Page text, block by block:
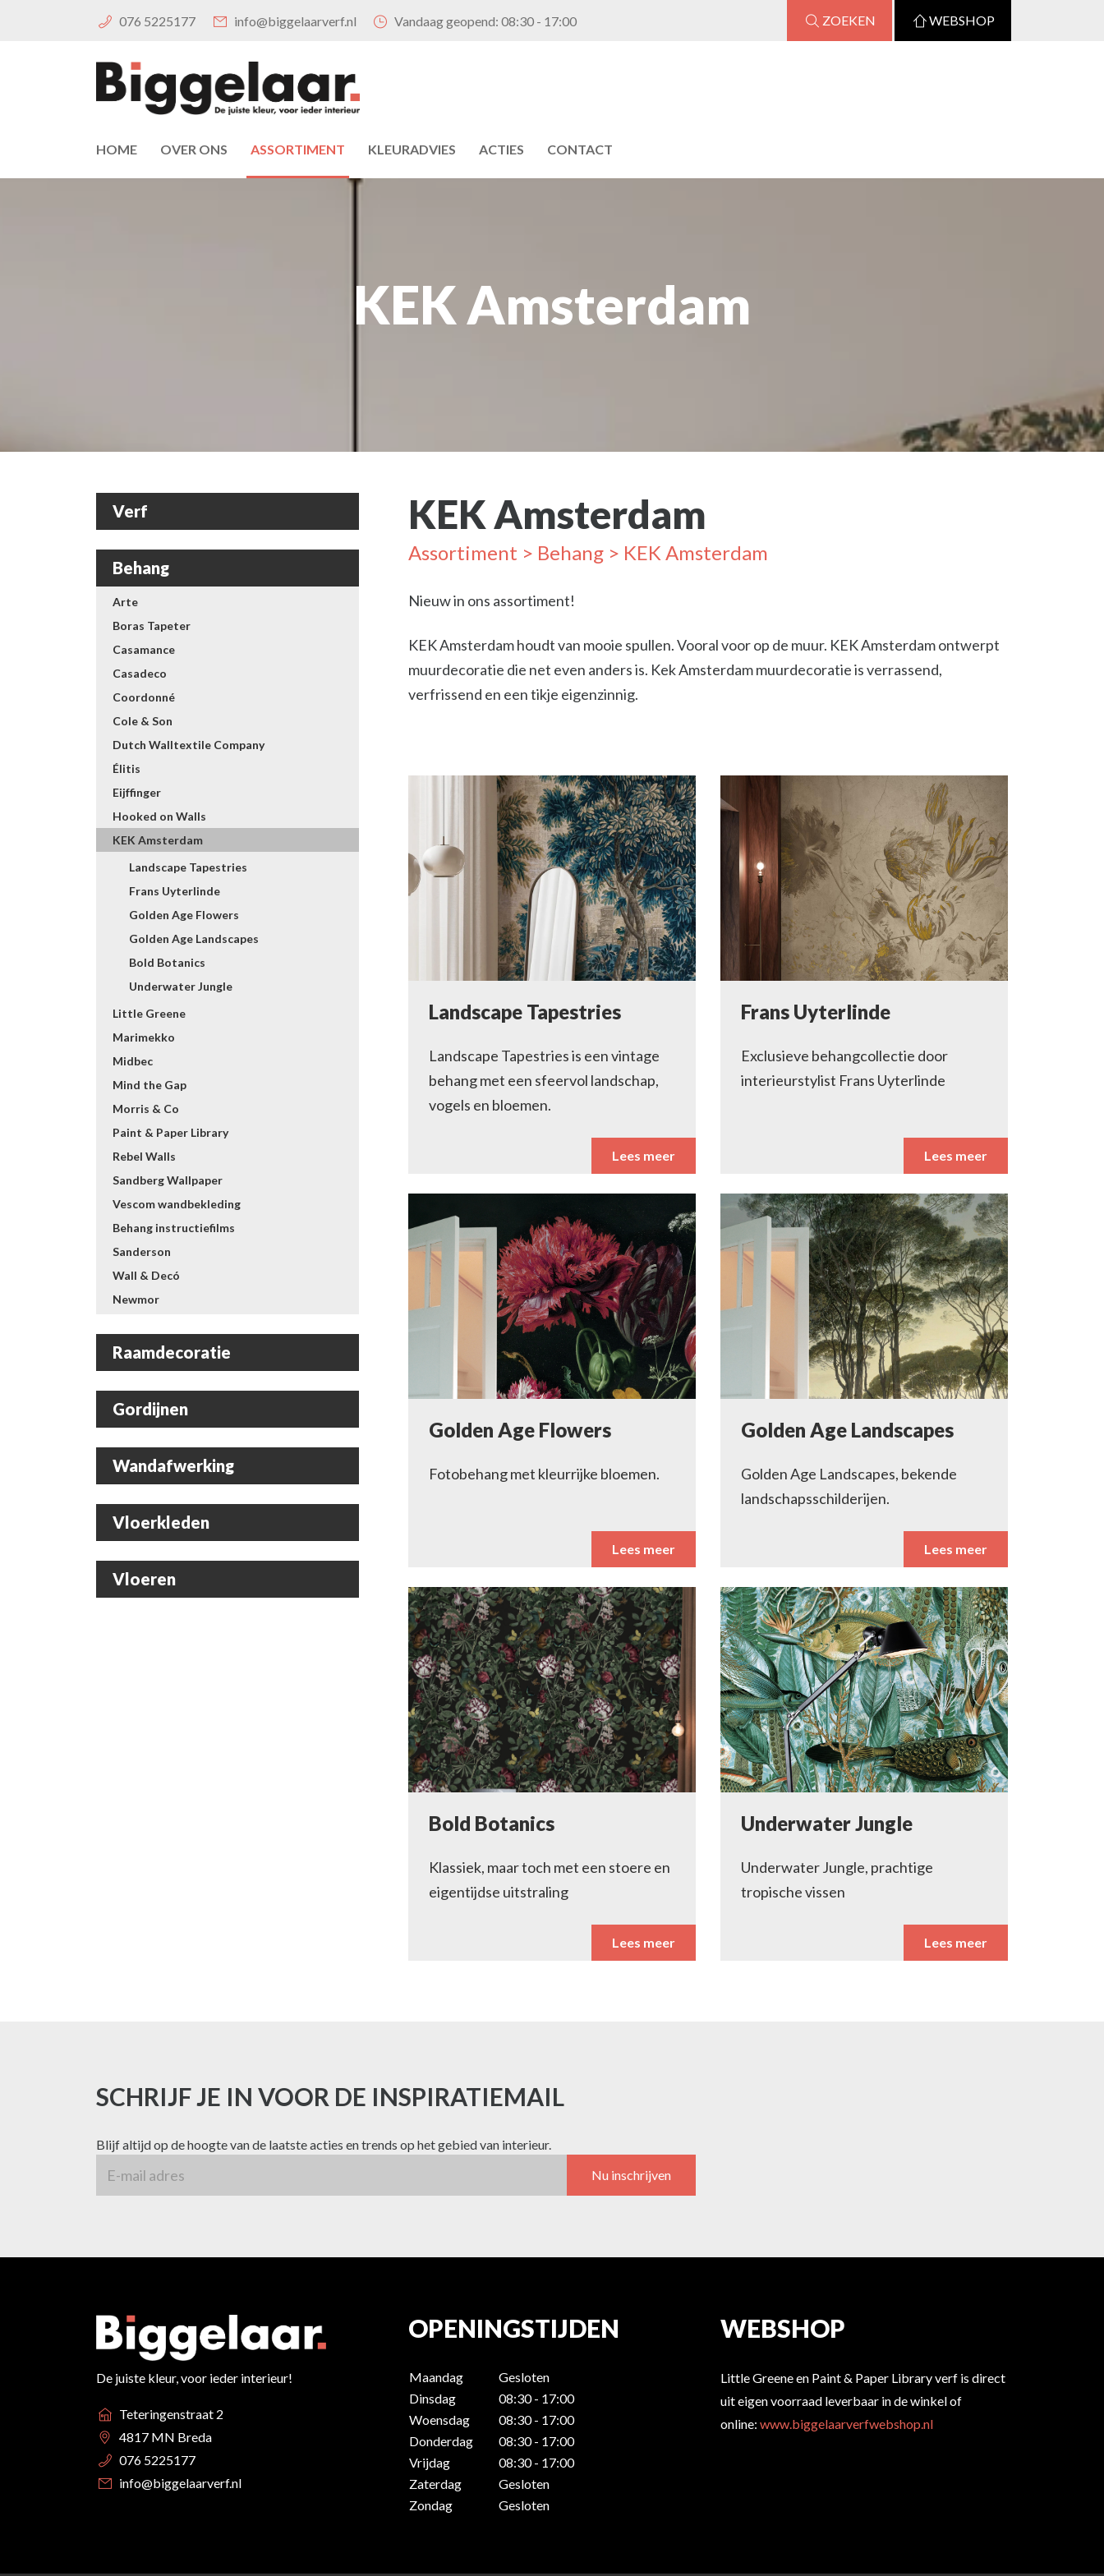
076 5225177 info@biggelaarverf.nl Vandaag geopend:08:30 - 17:00 ZOEKEN WEBSHOP
HOME OVER ONS ASSORTIMENT KLEURADVIES ACTIES CONTACT
KEK Amsterdam
Verf
Behang
Arte
Boras Tapeter
Casamance
Casadeco
Coordonné
Cole & Son
Dutch Walltextile Company
Élitis
Eijffinger
Hooked on Walls
KEK Amsterdam
Landscape Tapestries
Frans Uyterlinde
Golden Age Flowers
Golden Age Landscapes
Bold Botanics
Underwater Jungle
Little Greene
Marimekko
Midbec
Mind the Gap
Morris & Co
Paint & Paper Library
Rebel Walls
Sandberg Wallpaper
Vescom wandbekleding
Behang instructiefilms
Sanderson
Wall & Decó
Newmor
Raamdecoratie
Gordijnen
Wandafwerking
Vloerkleden
Vloeren
KEK Amsterdam
Assortiment > Behang > KEK Amsterdam
Nieuw in ons assortiment!
KEK Amsterdam houdt van mooie spullen. Vooral voor op de muur. KEK Amsterdam ontwerpt
muurdecoratie die net even anders is. Kek Amsterdam muurdecoratie is verrassend,
verfrissend en een tikje eigenzinnig.
Landscape Tapestries
Landscape Tapestries is een vintage
behang met een sfeervol landschap,
vogels en bloemen.
Lees meer
Frans Uyterlinde
Exclusieve behangcollectie door
interieurstylist Frans Uyterlinde
Lees meer
Golden Age Flowers
Fotobehang met kleurrijke bloemen.
Lees meer
Golden Age Landscapes
Golden Age Landscapes, bekende
landschapsschilderijen.
Lees meer
Bold Botanics
Klassiek, maar toch met een stoere en
eigentijdse uitstraling
Lees meer
Underwater Jungle
Underwater Jungle, prachtige
tropische vissen
Lees meer
SCHRIJF JE IN VOOR DE INSPIRATIEMAIL
Blijf altijd op de hoogte van de laatste acties en trends op het gebied van interieur.
Nu inschrijven
De juiste kleur, voor ieder interieur!
Teteringenstraat 2
4817 MN Breda
076 5225177
info@biggelaarverf.nl
OPENINGSTIJDEN
Maandag
Gesloten
Dinsdag
08:30 - 17:00
Woensdag
08:30 - 17:00
Donderdag
08:30 - 17:00
Vrijdag
08:30 - 17:00
Zaterdag
Gesloten
Zondag
Gesloten
WEBSHOP
Little Greene en Paint & Paper Library verf is direct
uit eigen voorraad leverbaar in de winkel of
online: www.biggelaarverfwebshop.nl